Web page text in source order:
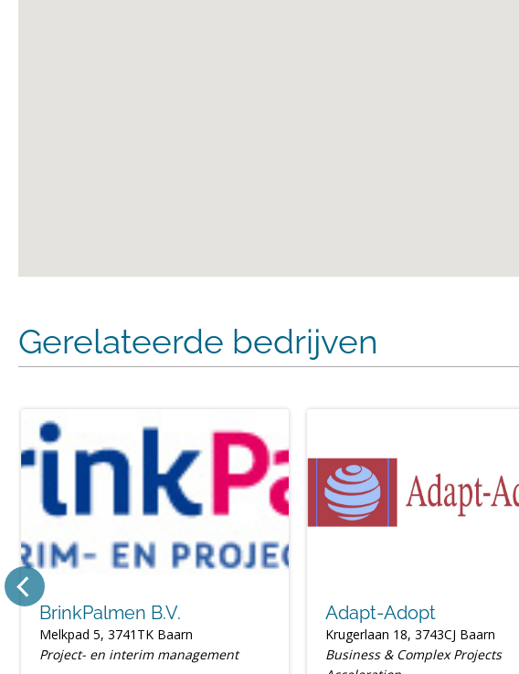
Gerelateerde bedrijven
BrinkPalmen B.V.
Melkpad 5, 3741TK Baarn
Project- en interim management
Adapt-Adopt
Krugerlaan 18, 3743CJ Baarn
Business & Complex Projects